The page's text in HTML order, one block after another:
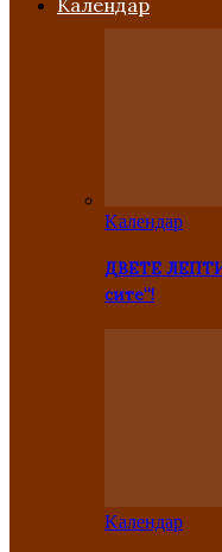
Kалендар
ДВЕТЕ ЛЕПТИ
сите“!
Kалендар